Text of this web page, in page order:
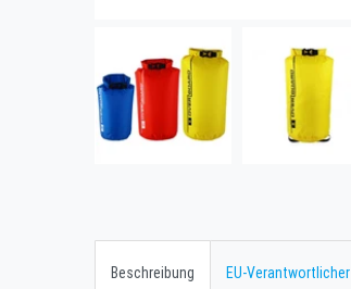
Beschreibung EU-Verantwortlicher